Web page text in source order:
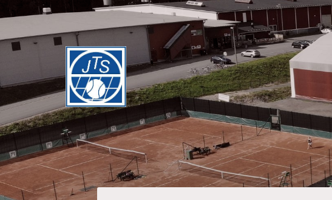
Siirry
sisältöön
Jyväskylän Tennisseura ry